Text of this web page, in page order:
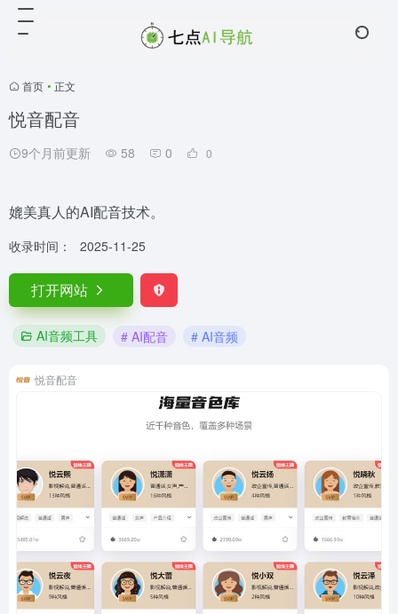
首页 • 正文
悦音配音
9个月前更新 58 0 0
媲美真人的AI配音技术。
收录时间： 2025-11-25
打开网站
AI音频工具 # AI配音 # AI音频
悦音配音